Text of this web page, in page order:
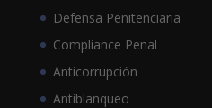
Defensa Penitenciaria
Compliance Penal
Anticorrupción
Antiblanqueo